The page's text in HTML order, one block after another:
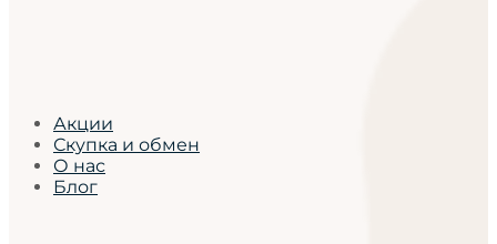
Акции
Скупка и обмен
О нас
Блог